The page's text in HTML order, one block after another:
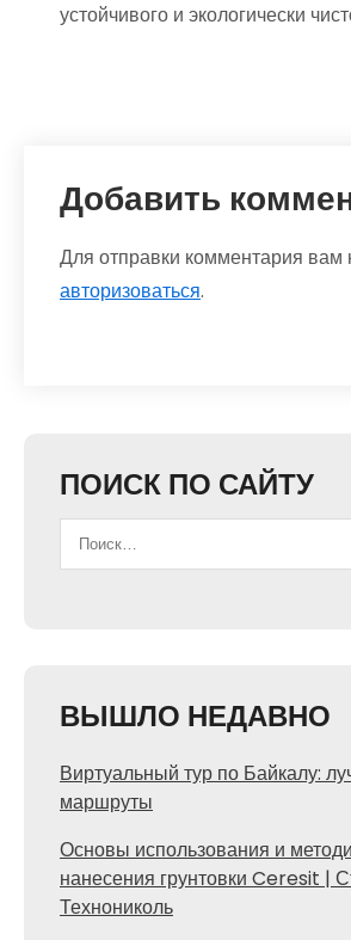
устойчивого и экологически
Добавить
Для отправки комментария вам
авторизоваться.
ПОИСК ПО САЙТУ
ВЫШЛО НЕДАВНО
Виртуальный тур по Байкалу:
маршруты
Основы использования и
нанесения грунтовки Ceresit |
Технониколь